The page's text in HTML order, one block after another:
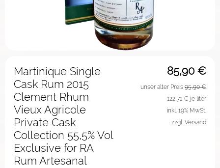
85,90 €
Martinique Single
Cask Rum 2015
Clement Rhum
Vieux Agricole
Private Cask
Collection 55,5% Vol
Exclusive for RA
Rum Artesanal
unser alter Preis 95,90 €
122,71 € je liter
inkl. 19% MwSt.
zzgl. Versand